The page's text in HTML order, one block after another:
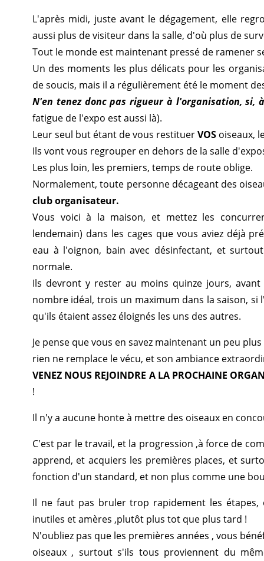
L'après midi, juste avant le dégagement, elle
aussi plus de visiteur dans la salle, d'où plus de
Tout le monde est maintenant pressé de ramener
Un des moments les plus délicats pour les
de soucis, mais il a régulièrement été le moment
N'en tenez donc pas rigueur à l'organisation,
fatigue de l'expo est aussi là).
Leur seul but étant de vous restituerVOS oiseaux,
Ils vont vous regrouper en dehors de la salle
Les plus loin, les premiers, temps de route oblige.
Normalement, toute personne décageant des
club organisateur.
Vous voici à la maison, et mettez les
lendemain) dans les cages que vous aviez déjà
eau à l'oignon, bain avec désinfectant, et
normale.
Ils devront y rester au moins quinze jours,
nombre idéal, trois un maximum dans la saison,
qu'ils étaient assez éloignés les uns des autres.
Je pense que vous en savez maintenant un peu
rien ne remplace le vécu, et son ambiance
VENEZ NOUS REJOINDRE A LA PROCHAINE
!
Il n'y a aucune honte à mettre des oiseaux en
C'est par le travail, et la progression ,à force de
apprend, et acquiers les premières places, et
fonction d'un standard, et non plus comme une
Il ne faut pas bruler trop rapidement les
inutiles et amères ,plutôt plus tot que plus tard !
N'oubliez pas que les premières années , vous
oiseaux , surtout s'ils tous proviennent du